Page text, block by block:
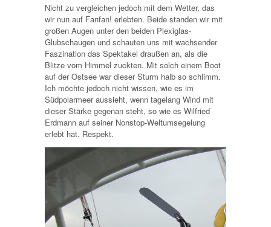
Nicht zu vergleichen jedoch mit dem Wetter, das
wir nun auf Fanfan! erlebten. Beide standen wir mit
großen Augen unter den beiden Plexiglas-
Glubschaugen und schauten uns mit wachsender
Faszination das Spektakel draußen an, als die
Blitze vom Himmel zuckten. Mit solch einem Boot
auf der Ostsee war dieser Sturm halb so schlimm.
Ich möchte jedoch nicht wissen, wie es im
Südpolarmeer aussieht, wenn tagelang Wind mit
dieser Stärke gegenan steht, so wie es Wilfried
Erdmann auf seiner Nonstop-Weltumsegelung
erlebt hat. Respekt.